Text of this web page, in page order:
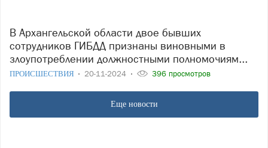
В Архангельской области двое бывших
сотрудников ГИБДД признаны виновными в
злоупотреблении должностными полномочиям...
ПРОИСШЕСТВИЯ 20-11-2024 396 просмотров
Еще новости